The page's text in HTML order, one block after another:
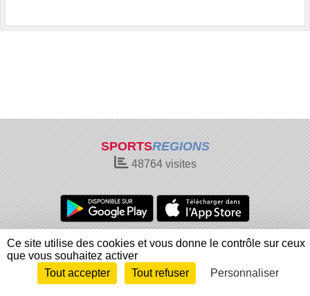
SPORTSREGIONS
48764visites
Charte cookies
Gestion des cookies
Informations légales
Signaler un contenu inapproprié
Envie de participer ?
Connexion
Ce site utilise des cookies et vous donne le contrôle sur ceux
que vous souhaitez activer
Tout accepter
Tout refuser Personnaliser